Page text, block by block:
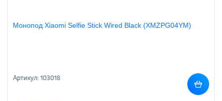
Монопод Xiaomi Selfie Stick Wired Black (XMZPG04YM)
Артикул: 103018